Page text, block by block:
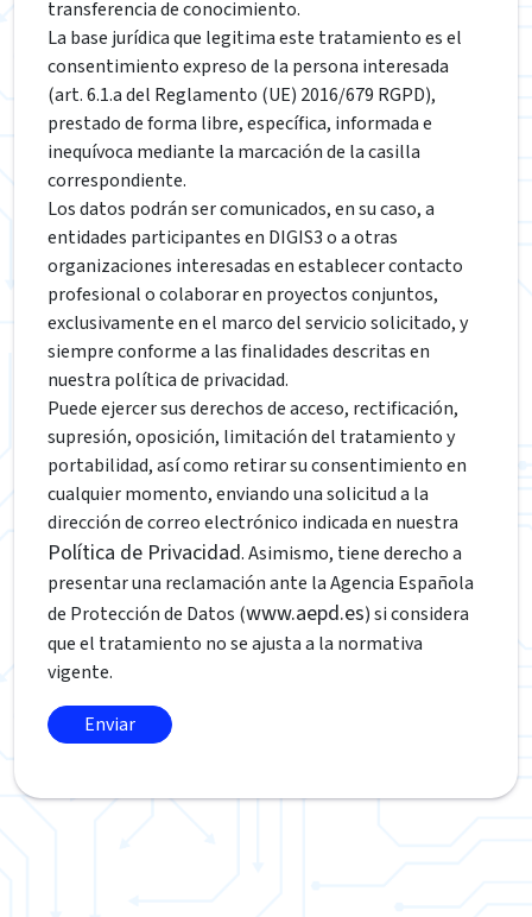
transferencia de conocimiento.
La base jurídica que legitima este tratamiento es el
consentimiento expreso de la persona interesada
(art. 6.1.a del Reglamento (UE) 2016/679 RGPD),
prestado de forma libre, específica, informada e
inequívoca mediante la marcación de la casilla
correspondiente.
Los datos podrán ser comunicados, en su caso, a
entidades participantes en DIGIS3 o a otras
organizaciones interesadas en establecer contacto
profesional o colaborar en proyectos conjuntos,
exclusivamente en el marco del servicio solicitado, y
siempre conforme a las finalidades descritas en
nuestra política de privacidad.
Puede ejercer sus derechos de acceso, rectificación,
supresión, oposición, limitación del tratamiento y
portabilidad, así como retirar su consentimiento en
cualquier momento, enviando una solicitud a la
dirección de correo electrónico indicada en nuestra
Política de Privacidad. Asimismo, tiene derecho a
presentar una reclamación ante la Agencia Española
de Protección de Datos (www.aepd.es) si considera
que el tratamiento no se ajusta a la normativa
vigente.